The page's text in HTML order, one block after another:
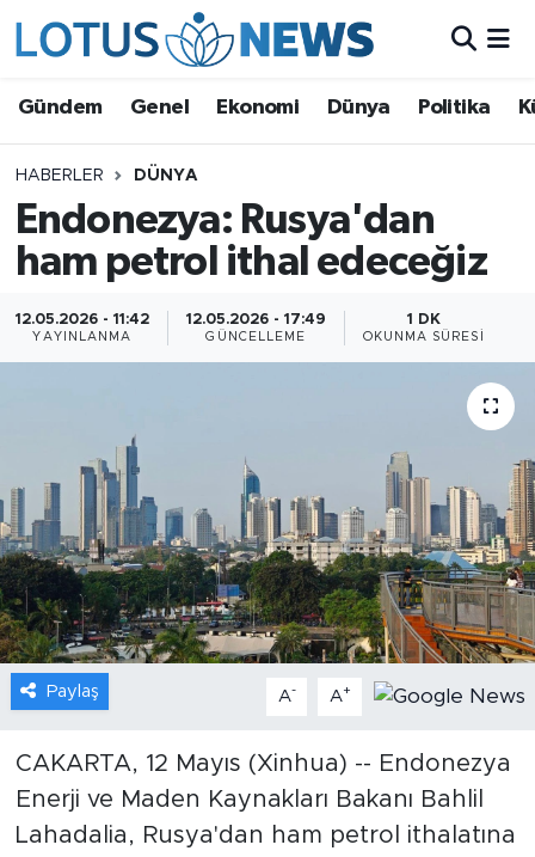
Gündem Genel Ekonomi Dünya Politika
HABERLER DÜNYA
Endonezya: Rusya'dan
ham petrol ithal edeceğiz
12.05.2026 - 11:42
YAYINLANMA
12.05.2026 - 17:49
GÜNCELLEME
1 DK
OKUNMA SÜRESI
Paylaş A- A+
CAKARTA, 12 Mayıs (Xinhua) -- Endonezya
Enerji ve Maden Kaynakları Bakanı Bahlil
Lahadalia, Rusya'dan ham petrol ithalatına
Ekonomi
Dünya
Politika
Kültür - Sanat ve Tarih
Bilim ve Teknoloji
Çin Fuarları
Gündem
Video
Sağlık
Foto Haber
Xinhua